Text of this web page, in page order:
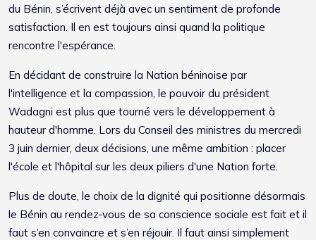
du Bénin, s’écrivent déjà avec un sentiment de profonde
satisfaction. Il en est toujours ainsi quand la politique
rencontre l'espérance.
En décidant de construire la Nation béninoise par
l'intelligence et la compassion, le pouvoir du président
Wadagni est plus que tourné vers le développement à
hauteur d'homme. Lors du Conseil des ministres du mercredi
3 juin dernier, deux décisions, une même ambition : placer
l'école et l'hôpital sur les deux piliers d'une Nation forte.
Plus de doute, le choix de la dignité qui positionne désormais
le Bénin au rendez-vous de sa conscience sociale est fait et il
faut s’en convaincre et s’en réjouir. Il faut ainsi simplement